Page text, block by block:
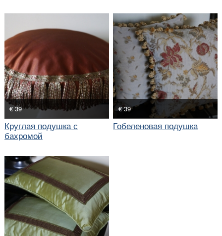
€ 39
Круглая подушка с
бахромой
€ 39
Гобеленовая подушка